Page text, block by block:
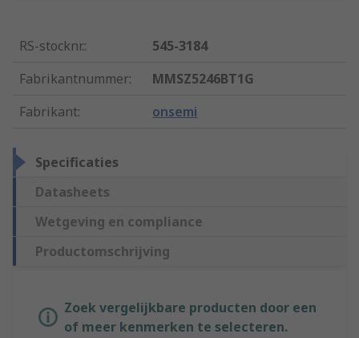
RS-stocknr.:
545-3184
Fabrikantnummer:
MMSZ5246BT1G
Fabrikant: onsemi
Specificaties
Datasheets
Wetgeving en compliance
Productomschrijving
Zoek vergelijkbare producten door een
of meer kenmerken te selecteren.